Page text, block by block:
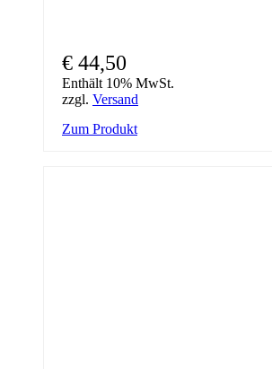
€ 44,50
Enthält 10% MwSt.
zzgl. Versand
Zum Produkt